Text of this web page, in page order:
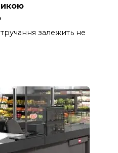
залежить не